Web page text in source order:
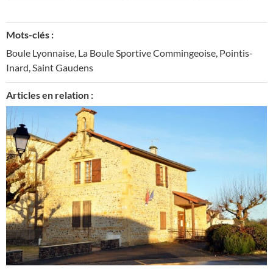
Mots-clés :
Boule Lyonnaise La Boule Sportive Commingeoise Pointis-
Inard Saint Gaudens
Articles en relation :